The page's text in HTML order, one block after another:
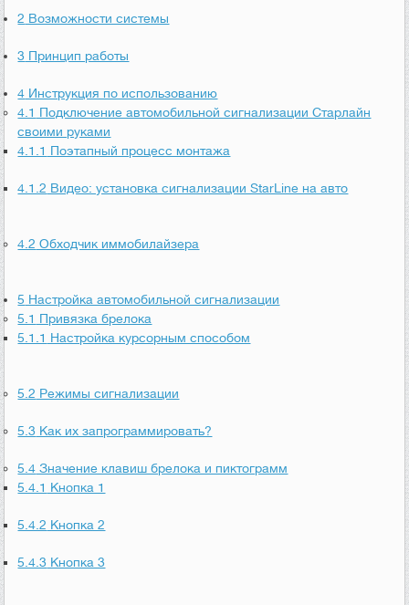
2 Возможности системы
3 Принцип работы
4 Инструкция по использованию
4.1 Подключение автомобильной сигнализации Старлайн
своими руками
4.1.1 Поэтапный процесс монтажа
4.1.2 Видео: установка сигнализации StarLine на авто
4.2 Обходчик иммобилайзера
5 Настройка автомобильной сигнализации
5.1 Привязка брелока
5.1.1 Настройка курсорным способом
5.2 Режимы сигнализации
5.3 Как их запрограммировать?
5.4 Значение клавиш брелока и пиктограмм
5.4.1 Кнопка 1
5.4.2 Кнопка 2
5.4.3 Кнопка 3